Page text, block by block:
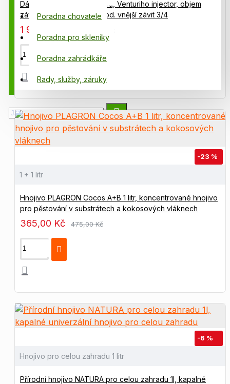
Poradna chovatele
Poradna pro skleníky
Poradna zahrádkáře
Rady, služby, záruky
Dávkovač tekutého hnojiva, Venturiho injector, objem
závlahy 0,65 – 2,42 m3/hod. vnější závit 3/4
1 945,00 Kč 2 445,00 Kč
-23 %
1 + 1 litr
Hnojivo PLAGRON Cocos A+B 1 litr, koncentrované hnojivo
pro pěstování v substrátech a kokosových vláknech
365,00 Kč 475,00 Kč
-6 %
Hnojivo pro celou zahradu 1 litr
Přírodní hnojivo NATURA pro celou zahradu 1l, kapalné